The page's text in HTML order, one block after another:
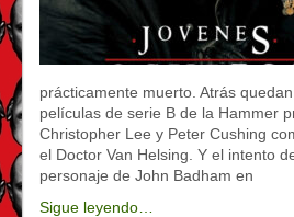
prácticamente muerto. Atrás
películas de serie B de la Hammer
Christopher Lee y Peter Cushing
el Doctor Van Helsing. Y el intento
personaje de John Badham en
Sigue leyendo…